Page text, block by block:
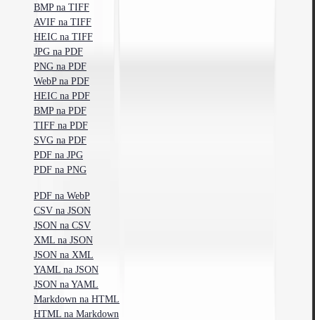
BMP na TIFF
AVIF na TIFF
HEIC na TIFF
JPG na PDF
PNG na PDF
WebP na PDF
HEIC na PDF
BMP na PDF
TIFF na PDF
SVG na PDF
PDF na JPG
PDF na PNG
PDF na WebP
CSV na JSON
JSON na CSV
XML na JSON
JSON na XML
YAML na JSON
JSON na YAML
Markdown na HTML
HTML na Markdown